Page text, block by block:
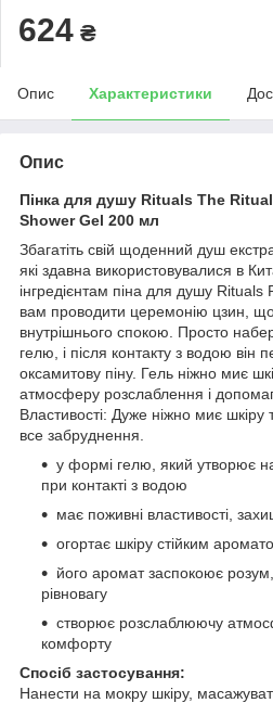
624 ₴
Опис Характеристики
Опис
Пінка для душу Rituals The
Shower Gel 200 мл
Збагатіть свій щоденний душ
які здавна використовувалися в
інгредієнтам піна для душу
вам проводити церемонію цзин,
внутрішнього спокою. Просто
гелю, і після контакту з водою він
оксамитову піну. Гель ніжно миє
атмосферу розслаблення і
Властивості: Дуже ніжно миє шкіру
все забруднення.
у формі гелю, який утворює
при контакті з водою
має поживні властивості,
огортає шкіру стійким
його аромат заспокоює
рівновагу
створює розслаблюючу
комфорту
Спосіб застосування:
Нанести на мокру шкіру,